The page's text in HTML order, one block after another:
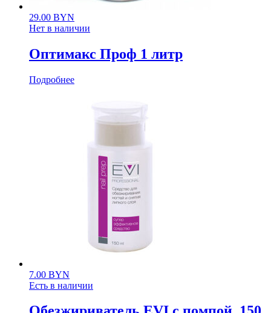
29.00 BYN
Нет в наличии
Оптимакс Проф 1 литр
Подробнее
7.00 BYN
Есть в наличии